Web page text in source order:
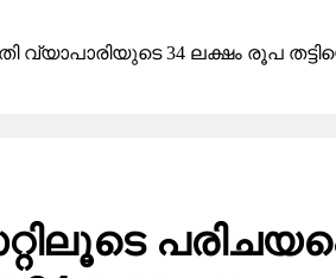
വ്യാപാരിയുടെ 34 ലക്ഷം രൂപ